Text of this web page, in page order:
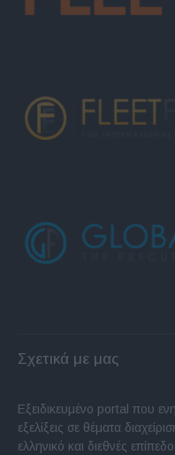
Σχετικά με μας
Εξειδικευμένο portal που
εξελίξεις σε θέματα
ελληνικό και διεθνές